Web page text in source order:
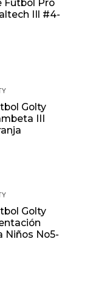
Mantener Tu
En Un Lugar
Fútbol Pro
IIl #4-
Golty
III
Golty
Niños No5-